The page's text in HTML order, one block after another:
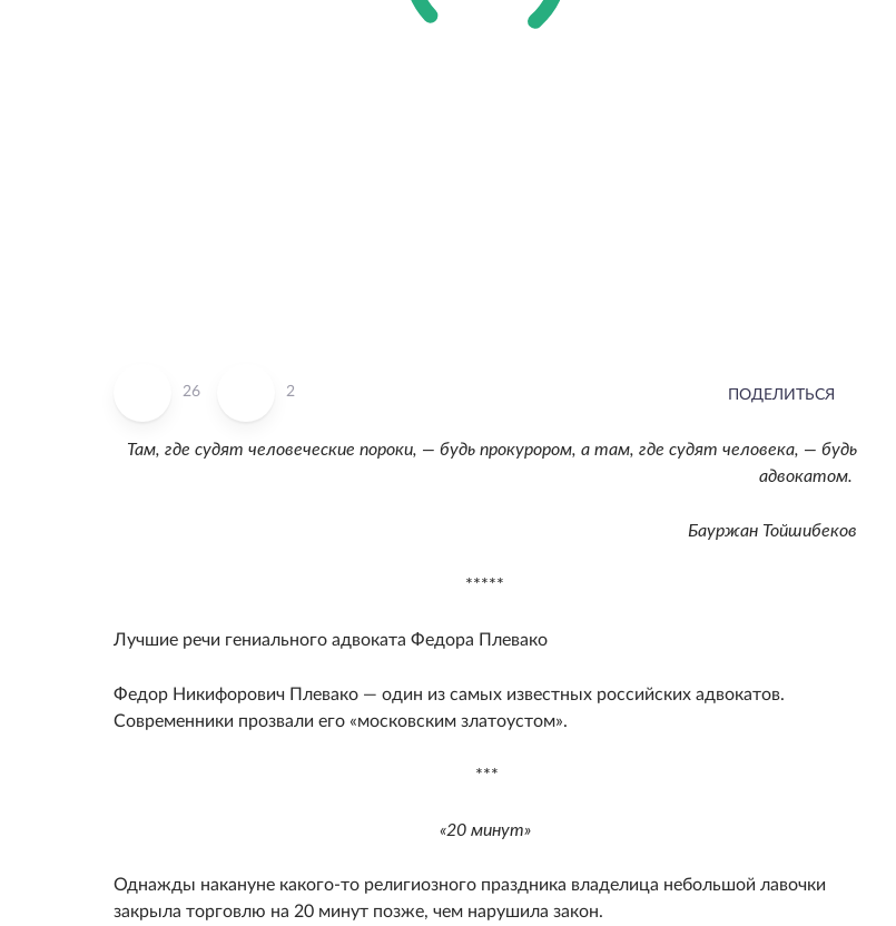
26 2 ПОДЕЛИТЬСЯ
Там, где судят человеческие пороки, — будь прокурором, а там, где судят человека, — будь
адвокатом.
Бауржан Тойшибеков
*****
Лучшие речи гениального адвоката Федора Плевако
Федор Никифорович Плевако — один из самых известных российских адвокатов.
Современники прозвали его «московским златоустом».
***
«20 минут»
Однажды накануне какого-то религиозного праздника владелица небольшой лавочки
закрыла торговлю на 20 минут позже, чем нарушила закон.